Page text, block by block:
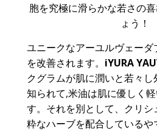
胞を究極に滑らかな若さの
ょう ！
ユニークなアーユルヴェー
を改善されます。 iYURA
クグラムが肌に潤いと若々
知られて,米油は肌に優しく
す。それを別として、クリシ
粋なハーブを配合している